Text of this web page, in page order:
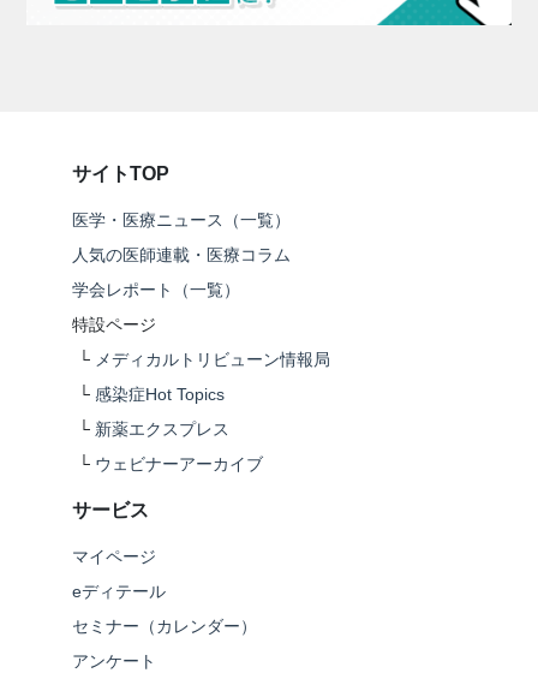
サイトTOP
医学・医療ニュース（一覧）
人気の医師連載・医療コラム
学会レポート（一覧）
特設ページ
└ メディカルトリビューン情報局
└ 感染症Hot Topics
└ 新薬エクスプレス
└ ウェビナーアーカイブ
サービス
マイページ
eディテール
セミナー（カレンダー）
アンケート